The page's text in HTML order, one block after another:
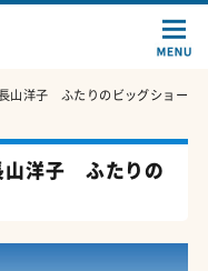
山洋子 ふたりのビッグショー
山洋子 ふたりの